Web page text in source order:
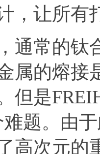
，让所有
通常的钛
属的熔接
但是
题。由
高次元的